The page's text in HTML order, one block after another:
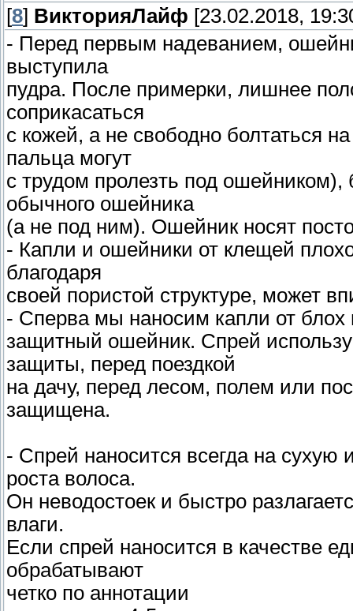
[8] ВикторияЛайф [23.02.2018,
- Перед первым надеванием,
выступила
пудра. После примерки, лишнее
соприкасаться
с кожей, а не свободно болтаться
пальца могут
с трудом пролезть под
обычного ошейника
(а не под ним). Ошейник носят
- Капли и ошейники от клещей
благодаря
своей пористой структуре, может
- Сперва мы наносим капли от
защитный ошейник. Спрей
защиты, перед поездкой
на дачу, перед лесом, полем или
защищена.
- Спрей наносится всегда на
роста волоса.
Он неводостоек и быстро
влаги.
Если спрей наносится в качестве
обрабатывают
четко по аннотации